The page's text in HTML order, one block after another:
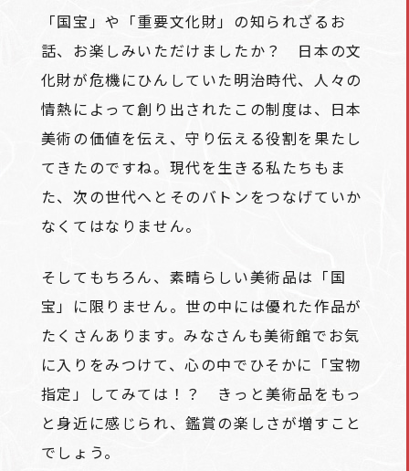
「国宝」や「重要文化財」の知られざるお
話、お楽しみいただけましたか？ 日本の文
化財が危機にひんしていた明治時代、人々の
情熱によって創り出されたこの制度は、日本
美術の価値を伝え、守り伝える役割を果たし
てきたのですね。現代を生きる私たちもま
た、次の世代へとそのバトンをつなげていか
なくてはなりません。
そしてもちろん、素晴らしい美術品は「国
宝」に限りません。世の中には優れた作品が
たくさんあります。みなさんも美術館でお気
に入りをみつけて、心の中でひそかに「宝物
指定」してみては！？ きっと美術品をもっ
と身近に感じられ、鑑賞の楽しさが増すこと
でしょう。